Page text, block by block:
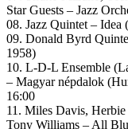
Star Guests – Jazz
08. Jazz Quintet – Idea
09. Donald Byrd
1958)
10. L-D-L Ensemble
– Magyar népdalok
16:00
11. Miles Davis,
Tony Williams – All